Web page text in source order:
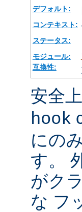
デフォルト:
コンテキスト:
ステータス:
モジュール:
互換性:
安全
hook
にの
す。
がク
な フ